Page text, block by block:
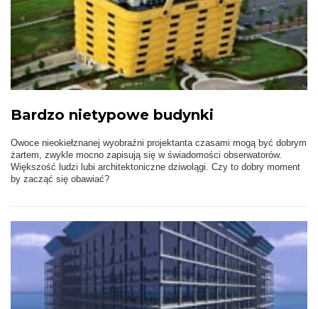
Bardzo nietypowe budynki
Owoce nieokiełznanej wyobraźni projektanta czasami mogą być dobrym
żartem, zwykle mocno zapisują się w świadomości obserwatorów.
Większość ludzi lubi architektoniczne dziwolągi. Czy to dobry moment
by zacząć się obawiać?